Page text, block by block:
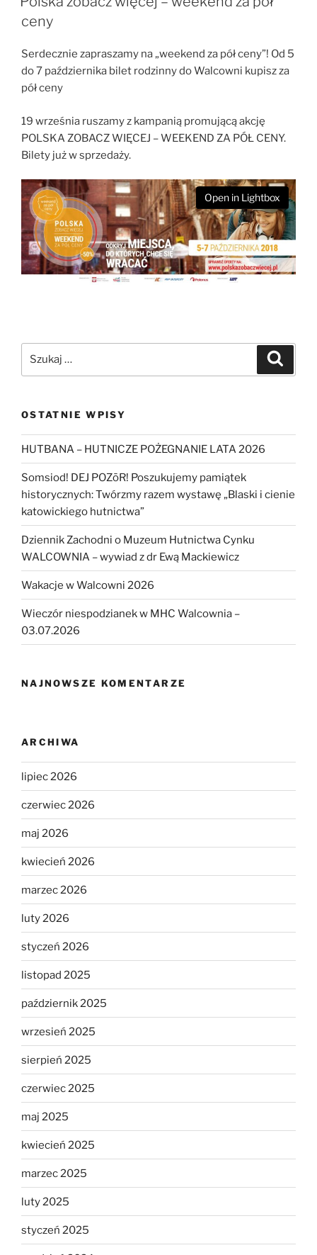
ceny
Serdecznie zapraszamy na „weekend za pół ceny”! Od 5
do 7 października bilet rodzinny do Walcowni kupisz za
pół ceny
19 września ruszamy z kampanią promującą akcję
POLSKA ZOBACZ WIĘCEJ – WEEKEND ZA PÓŁ CENY.
Bilety już w sprzedaży.
Open in Lightbox
OSTATNIE WPISY
HUTBANA – HUTNICZE POŻEGNANIE LATA 2026
Somsiod! DEJ POZōR! Poszukujemy pamiątek
historycznych: Twórzmy razem wystawę „Blaski i cienie
katowickiego hutnictwa”
Dziennik Zachodni o Muzeum Hutnictwa Cynku
WALCOWNIA – wywiad z dr Ewą Mackiewicz
Wakacje w Walcowni 2026
Wieczór niespodzianek w MHC Walcownia –
03.07.2026
NAJNOWSZE KOMENTARZE
ARCHIWA
lipiec 2026
czerwiec 2026
maj 2026
kwiecień 2026
marzec 2026
luty 2026
styczeń 2026
listopad 2025
październik 2025
wrzesień 2025
sierpień 2025
czerwiec 2025
maj 2025
kwiecień 2025
marzec 2025
luty 2025
styczeń 2025